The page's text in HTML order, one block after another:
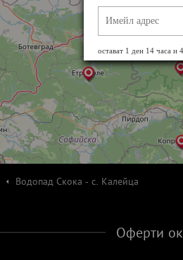
Водопад Скока - с. Калейца
Оферти
остават 1 ден 14 часа и